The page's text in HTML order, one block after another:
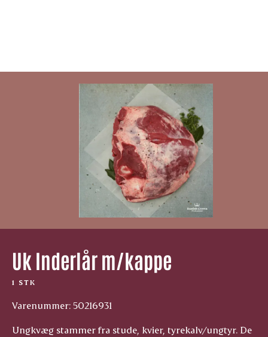
Uk Inderlår m/kappe
1 STK
Varenummer: 50216931
Ungkvæg stammer fra stude, kvier, tyrekalv/ungtyr. De